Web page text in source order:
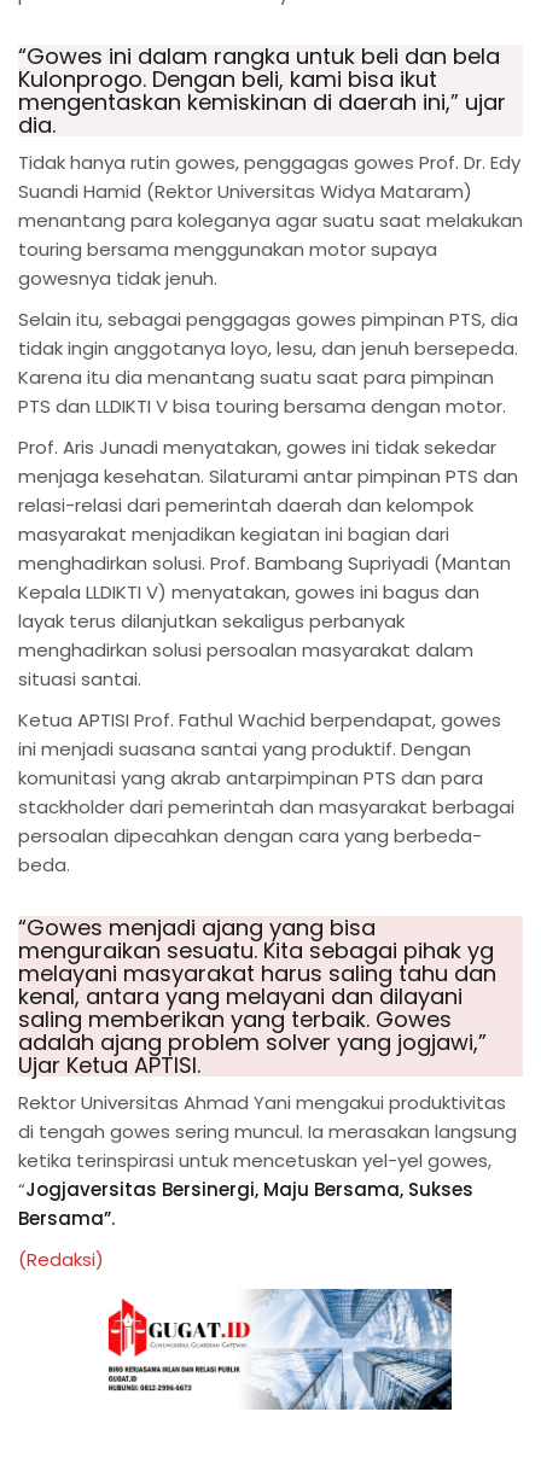
“Gowes ini dalam rangka untuk beli dan bela
Kulonprogo. Dengan beli, kami bisa ikut
mengentaskan kemiskinan di daerah ini,” ujar
dia.
Tidak hanya rutin gowes, penggagas gowes Prof. Dr. Edy
Suandi Hamid (Rektor Universitas Widya Mataram)
menantang para koleganya agar suatu saat melakukan
touring bersama menggunakan motor supaya
gowesnya tidak jenuh.
Selain itu, sebagai penggagas gowes pimpinan PTS, dia
tidak ingin anggotanya loyo, lesu, dan jenuh bersepeda.
Karena itu dia menantang suatu saat para pimpinan
PTS dan LLDIKTI V bisa touring bersama dengan motor.
Prof. Aris Junadi menyatakan, gowes ini tidak sekedar
menjaga kesehatan. Silaturami antar pimpinan PTS dan
relasi-relasi dari pemerintah daerah dan kelompok
masyarakat menjadikan kegiatan ini bagian dari
menghadirkan solusi. Prof. Bambang Supriyadi (Mantan
Kepala LLDIKTI V) menyatakan, gowes ini bagus dan
layak terus dilanjutkan sekaligus perbanyak
menghadirkan solusi persoalan masyarakat dalam
situasi santai.
Ketua APTISI Prof. Fathul Wachid berpendapat, gowes
ini menjadi suasana santai yang produktif. Dengan
komunitasi yang akrab antarpimpinan PTS dan para
stackholder dari pemerintah dan masyarakat berbagai
persoalan dipecahkan dengan cara yang berbeda-
beda.
“Gowes menjadi ajang yang bisa
menguraikan sesuatu. Kita sebagai pihak yg
melayani masyarakat harus saling tahu dan
kenal, antara yang melayani dan dilayani
saling memberikan yang terbaik. Gowes
adalah ajang problem solver yang jogjawi,”
Ujar Ketua APTISI.
Rektor Universitas Ahmad Yani mengakui produktivitas
di tengah gowes sering muncul. Ia merasakan langsung
ketika terinspirasi untuk mencetuskan yel-yel gowes,
“Jogjaversitas Bersinergi, Maju Bersama, Sukses
Bersama”.
(Redaksi)